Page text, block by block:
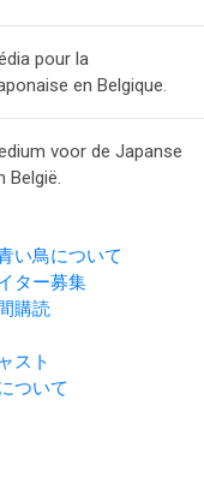
pour la
en Belgique.
voor de Japanse
België.
い鳥について
ター募集
購読
スト
ついて